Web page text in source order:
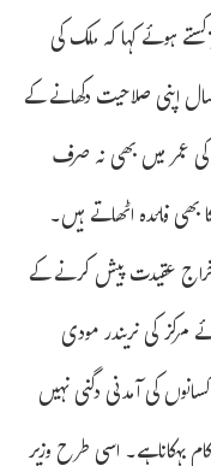
ہوئے کہا کہ ملک کی
اپنی صلاحیت دکھانے کے
دوسری طرف نیتا ویر 80سال کی عمر میں بھی نہ صرف
بھی فائدہ اٹھاتے ہیں۔
خراج عقیدت پیش کرنے کے
کی نریندر مودی
کی آمدنی دگنی نہیں